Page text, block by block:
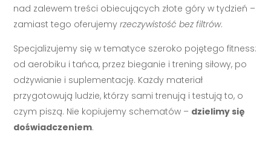
nad zalewem treści obiecujących złote góry w tydzień –
zamiast tego oferujemyrzeczywistość bez filtrów.
Specjalizujemy się w tematyce szeroko pojętego fitness:
od aerobiku i tańca, przez bieganie i trening siłowy, po
odżywianie i suplementację. Każdy materiał
przygotowują ludzie, którzy sami trenują i testują to, o
czym piszą. Nie kopiujemy schematów – dzielimy się
doświadczeniem.